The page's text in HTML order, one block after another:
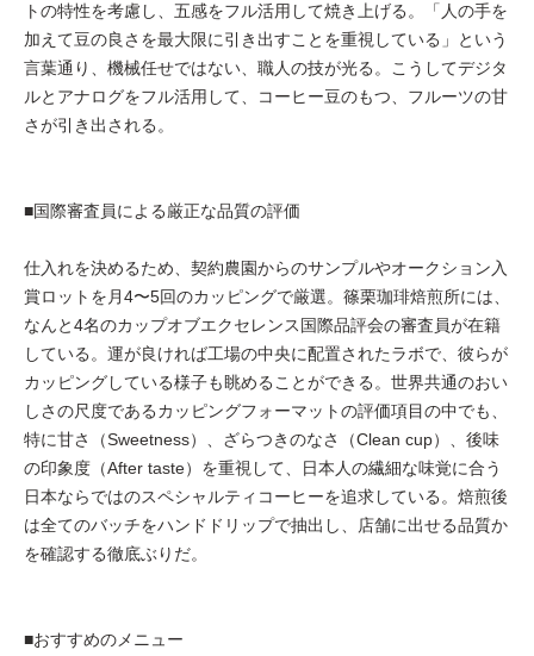
トの特性を考慮し、五感をフル活用して焼き上げる。「人の手を
加えて豆の良さを最大限に引き出すことを重視している」という
言葉通り、機械任せではない、職人の技が光る。こうしてデジタ
ルとアナログをフル活用して、コーヒー豆のもつ、フルーツの甘
さが引き出される。
■国際審査員による厳正な品質の評価
仕入れを決めるため、契約農園からのサンプルやオークション入
賞ロットを月4〜5回のカッピングで厳選。篠栗珈琲焙煎所には、
なんと4名のカップオブエクセレンス国際品評会の審査員が在籍
している。運が良ければ工場の中央に配置されたラボで、彼らが
カッピングしている様子も眺めることができる。世界共通のおい
しさの尺度であるカッピングフォーマットの評価項目の中でも、
特に甘さ（Sweetness）、ざらつきのなさ（Clean cup）、後味
の印象度（After taste）を重視して、日本人の繊細な味覚に合う
日本ならではのスペシャルティコーヒーを追求している。焙煎後
は全てのバッチをハンドドリップで抽出し、店舗に出せる品質か
を確認する徹底ぶりだ。
■おすすめのメニュー